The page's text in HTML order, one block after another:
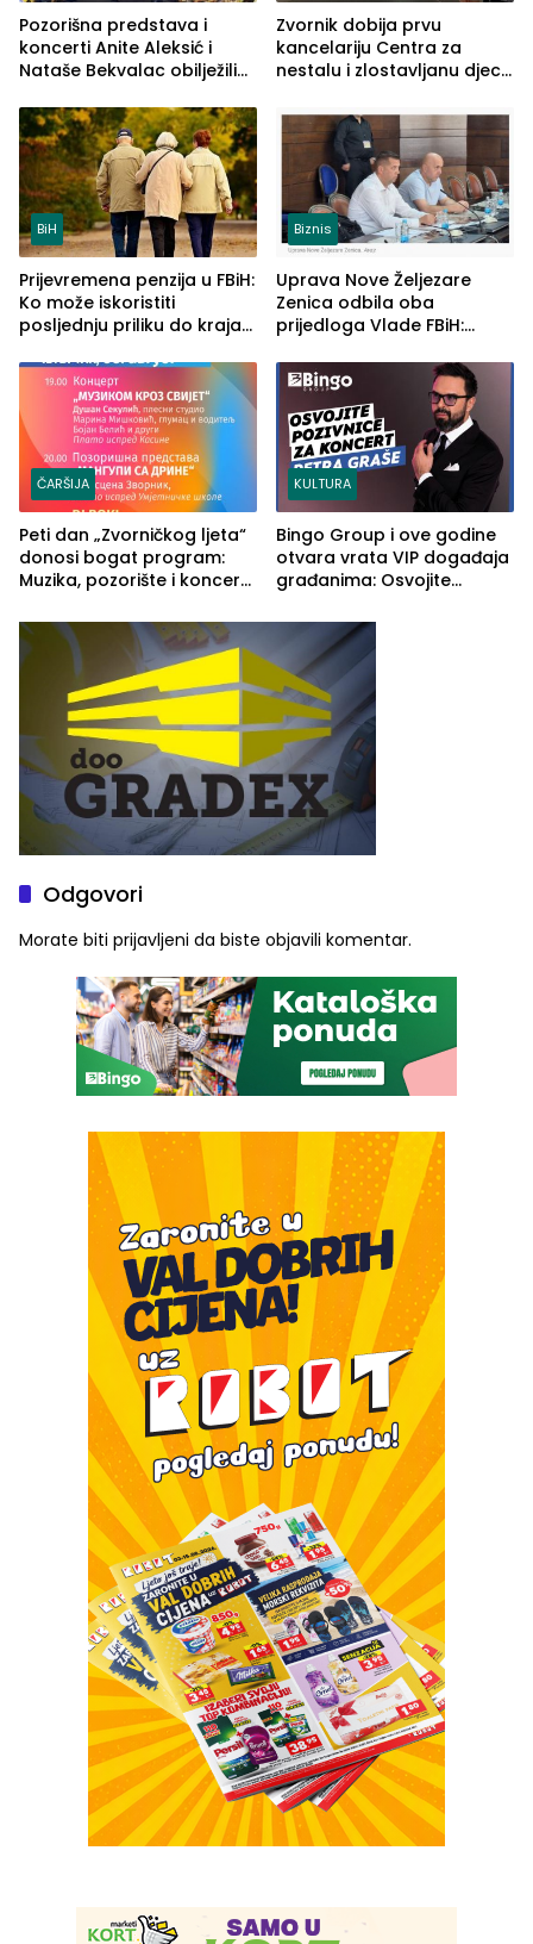
Pozorišna predstava i
koncerti Anite Aleksić i
Nataše Bekvalac obilježili
ljeta (FOTO)
Zvornik dobija prvu
kancelariju Centra za
nestalu i zlostavljanu djecu
BiH
Prijevremena penzija u FBiH:
Ko može iskoristiti
posljednju priliku do kraja
Biznis
Uprava Nove Željezare
Zenica odbila oba
prijedloga Vlade FBiH:
rješenje
ČARŠIJA
Peti dan „Zvorničkog ljeta“
donosi bogat program:
Muzika, pozorište i koncert
KULTURA
Bingo Group i ove godine
otvara vrata VIP događaja
građanima: Osvojite
Graše
Odgovori
Morate biti prijavljeni da biste objavili komentar.